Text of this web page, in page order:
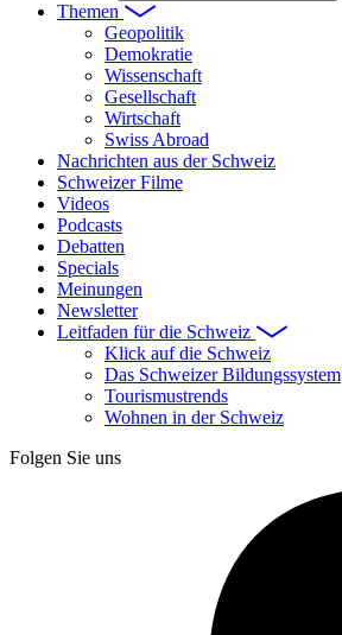
Themen
Geopolitik
Demokratie
Wissenschaft
Gesellschaft
Wirtschaft
Swiss Abroad
Nachrichten aus der Schweiz
Schweizer Filme
Videos
Podcasts
Debatten
Specials
Meinungen
Newsletter
Leitfaden für die Schweiz
Klick auf die Schweiz
Das Schweizer Bildungssystem
Tourismustrends
Wohnen in der Schweiz
Folgen Sie uns